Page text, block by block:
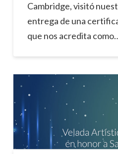
Cambridge, visitó
entrega de una
que nos acredita